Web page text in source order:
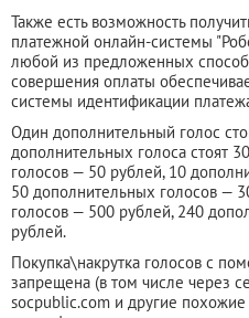
Также есть возможность
платежной онлайн-системы
любой из предложенных
совершения оплаты
системы идентификации
Один дополнительный голос
дополнительных голоса стоят
голосов — 50 рублей, 10
50 дополнительных голосов —
голосов — 500 рублей, 240
рублей.
Покупка\накрутка голосов с
запрещена (в том числе через
socpublic.com и другие